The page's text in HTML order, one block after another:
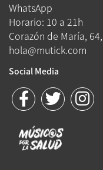
WhatsApp
Horario: 10 a 21h
Corazón de María,
hola@mutick.com
Social Media